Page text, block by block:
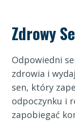
Zdrowy
Odpowiedni
zdrowia i
sen, który
odpoczynku i
zapobiegać